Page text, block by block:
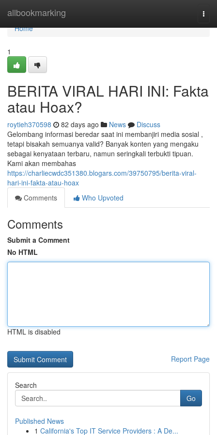
allbookmarking
Home
Home
1
BERITA VIRAL HARI INI: Fakta
atau Hoax?
roytieh370598 82 days ago News
Discuss
Gelombang informasi beredar saat ini membanjiri media sosial ,
tetapi bisakah semuanya valid? Banyak konten yang mengaku
sebagai kenyataan terbaru, namun seringkali terbukti tipuan.
Kami akan membahas
https://charliecwdc351380.blogars.com/39750795/berita-viral-
hari-ini-fakta-atau-hoax
Comments
Who Upvoted
Comments
Submit a Comment
No HTML
HTML is disabled
Report Page
Search
Go
Published News
1 California's Top IT Service Providers : A De...